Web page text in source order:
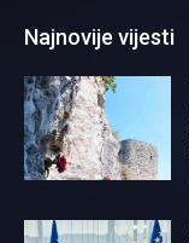
Najnovije vijesti